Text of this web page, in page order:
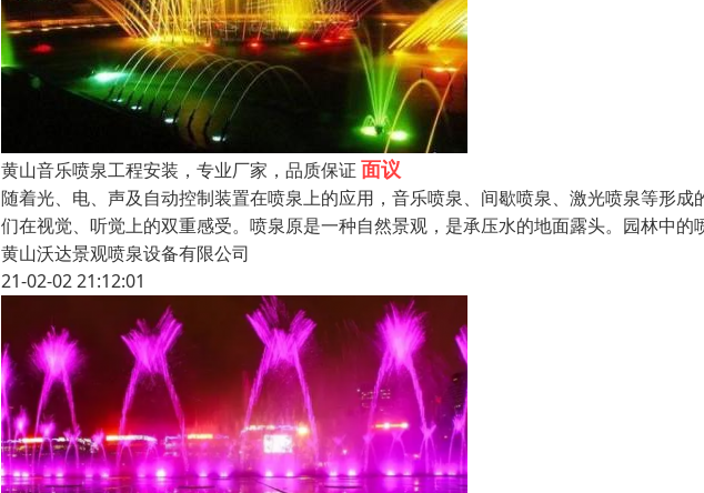
黄山音乐喷泉工程安装，专业厂家，品质保证 面议
随着光、电、声及自动控制装置在喷泉上的应用，音乐喷泉、间歇喷泉、激光喷泉等形
们在视觉、听觉上的双重感受。喷泉原是一种自然景观，是承压水的地面露头。园林中
黄山沃达景观喷泉设备有限公司
21-02-02 21:12:01